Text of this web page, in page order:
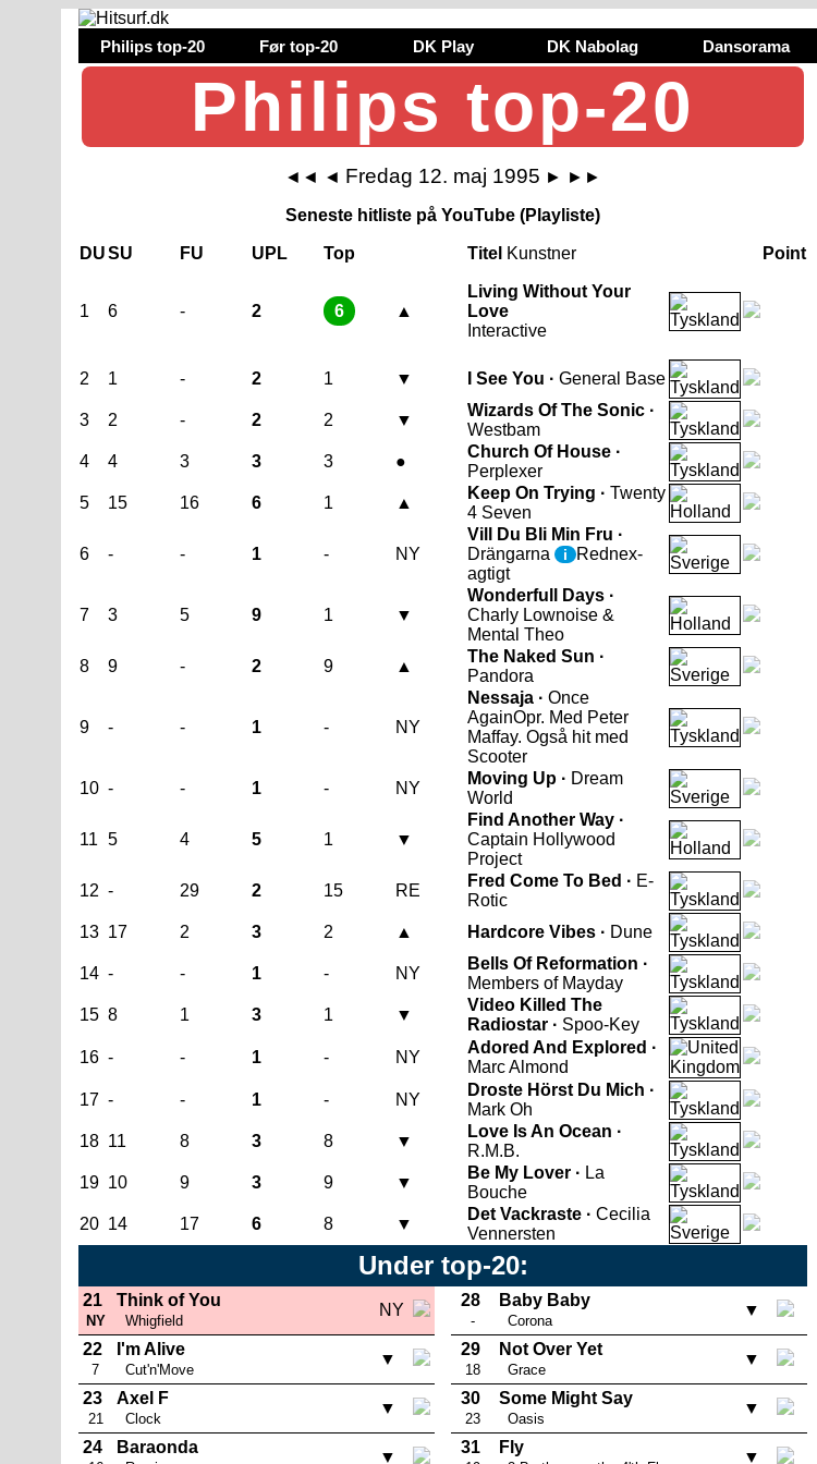
Philips top-20 Før top-20 DK Play DK Nabolag Dansorama
Philips top-20
◄◄ ◄ Fredag 12. maj 1995 ► ►►
Seneste hitliste på YouTube (Playliste)
DUSU FU UPL Top Titel Kunstner Point
1 6 - 2 6 ▲
Living Without Your
Love
Interactive
2 1 - 2 1 ▼ I See You · General Base
3 2 - 2 2 ▼
Wizards Of The Sonic ·
Westbam
4
4 3 3 3 ●
Church Of House ·
Perplexer
5
15 16 6 1 ▲
Keep On Trying · Twenty
4 Seven
6 - - 1 - NY
Vill Du Bli Min Fru ·
Drängarna
i
Rednex-
agtigt
7 3 5 9 1 ▼
Wonderfull Days ·
Charly Lownoise &
Mental Theo
8
9 - 2 9 ▲
The Naked Sun ·
Pandora
9 - - 1 - NY
Nessaja · Once
AgainOpr. Med Peter
Maffay. Også hit med
Scooter
10 - - 1 - NY
Moving Up · Dream
World
11 5 4 5 1 ▼
Find Another Way ·
Captain Hollywood
Project
12 - 29 2 15 RE
Fred Come To Bed · E-
Rotic
13 17 2 3 2 ▲ Hardcore Vibes · Dune
14 - - 1 - NY
Bells Of Reformation ·
Members of Mayday
15 8 1 3 1 ▼
Video Killed The
Radiostar · Spoo-Key
16 - - 1 - NY
Adored And Explored ·
Marc Almond
17 - - 1 - NY
Droste Hörst Du Mich ·
Mark Oh
18 11 8 3 8 ▼
Love Is An Ocean ·
R.M.B.
19 10 9 3 9 ▼
Be My Lover · La
Bouche
20 14 17 6 8 ▼
Det Vackraste · Cecilia
Vennersten
Under top-20:
21
NY
Think of You
Whigfield
NY
22
7
I'm Alive
Cut'n'Move
▼
23
21
Axel F
Clock
▼
24 Baraonda
▼
28
-
Baby Baby
Corona
▼
29
18
Not Over Yet
Grace
▼
30
23
Some Might Say
Oasis
▼
31 Fly
▼